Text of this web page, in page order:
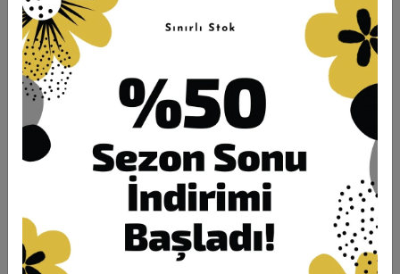
Hızlı Gönderi İade ve Değişim
Ürün Açıklaması Garanti ve Teslimat Taksit Seçenekleri
Yorumlar
ÖLÇÜLER:
BOY: 80CM / GÖĞÜS: 128CM /
BASEN:138CM